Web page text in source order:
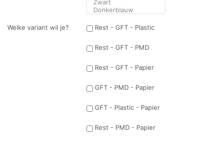
Welke variant wil je? Rest - GFT - Plastic
Rest - GFT - PMD
Rest - GFT - Papier
GFT - PMD - Papier
GFT - Plastic - Papier
Rest - PMD - Papier